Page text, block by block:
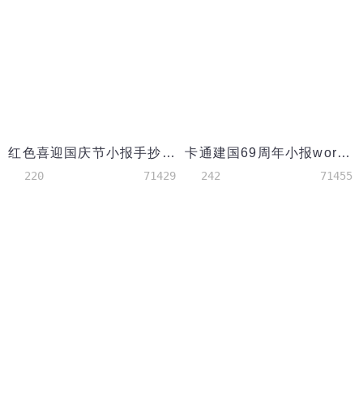
红色喜迎国庆节小报手抄报word模板
220 71429
卡通建国69周年小报word小报模板
242 71455